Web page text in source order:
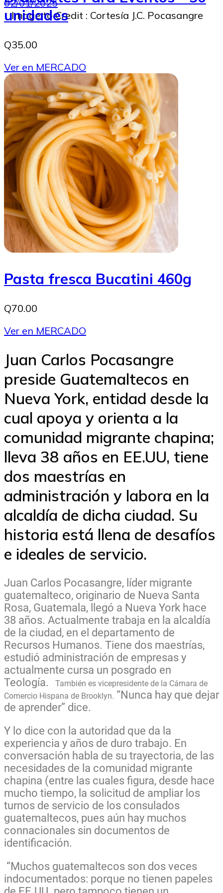
02/01/2025
Image to Credit : Cortesía J.C. Pocasangre
unidades
Q35.00
Ver en MERCADO
Pasta fresca Bucatini 460g
Q70.00
Ver en MERCADO
Juan Carlos Pocasangre
preside Guatemaltecos en
Nueva York, entidad desde la
cual apoya y orienta a la
comunidad migrante chapina;
lleva 38 años en EE.UU, tiene
dos maestrías en
administración y labora en la
alcaldía de dicha ciudad. Su
historia está llena de desafíos
e ideales de servicio.
Juan Carlos Pocasangre, líder migrante
guatemalteco, originario de Nueva Santa
Rosa, Guatemala, llegó a Nueva York hace
38 años. Actualmente trabaja en la alcaldía
de la ciudad, en el departamento de
Recursos Humanos. Tiene dos maestrías,
estudió administración de empresas y
actualmente cursa un posgrado en
Teología.
También es vicepresidente de la Cámara de
Comercio Hispana de Brooklyn. “Nunca hay que dejar
de aprender” dice.
Y lo dice con la autoridad que da la
experiencia y años de duro trabajo. En
conversación habla de su trayectoria, de las
necesidades de la comunidad migrante
chapina (entre las cuales figura, desde hace
mucho tiempo, la solicitud de ampliar los
turnos de servicio de los consulados
guatemaltecos, pues aún hay muchos
connacionales sin documentos de
identificación.
“Muchos guatemaltecos son dos veces
indocumentados: porque no tienen papeles